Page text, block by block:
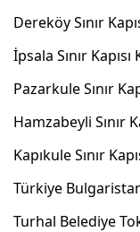
Dereköy Sınır
İpsala Sınır Kapısı
Pazarkule Sınır
Hamzabeyli Sınır
Kapıkule Sınır
Türkiye Bulgaristan
Turhal Belediye